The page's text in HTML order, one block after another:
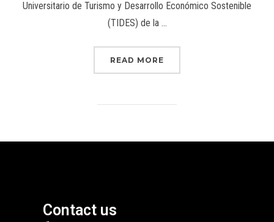
Universitario de Turismo y Desarrollo Económico Sostenible
(TIDES) de la …
READ MORE
Contact us